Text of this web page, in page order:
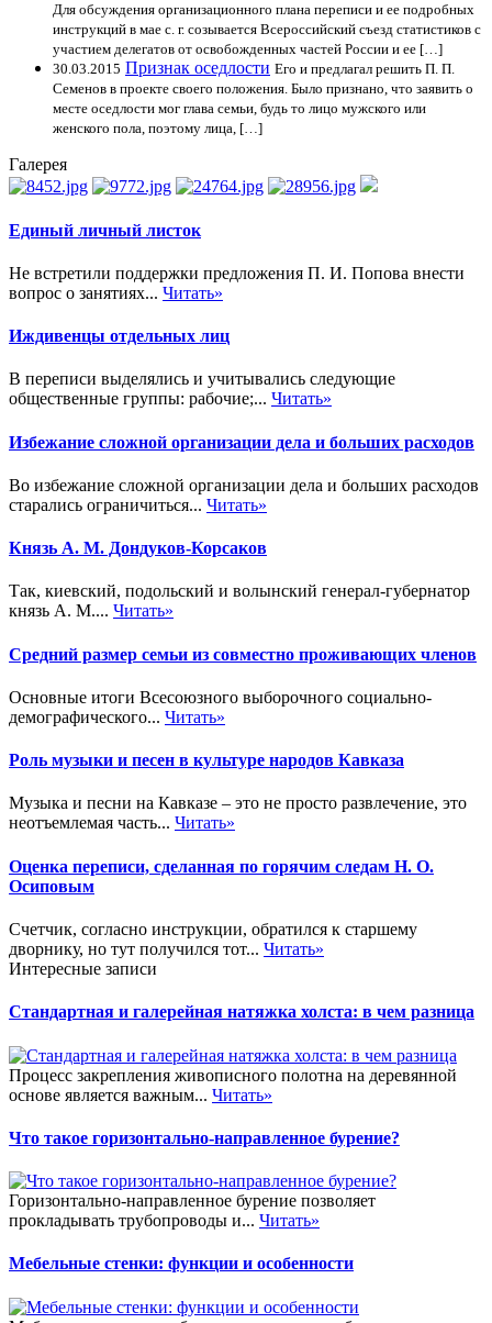
Для обсуждения организационного плана переписи и ее подробных
инструкций в мае с. г. созывается Всероссийский съезд статистиков с
участием делегатов от освобожденных частей России и ее […]
30.03.2015 Признак оседлости Его и предлагал решить П. П.
Семенов в проекте своего положения. Было признано, что заявить о
месте оседлости мог глава семьи, будь то лицо мужского или
женского пола, поэтому лица, […]
Галерея
Единый личный листок
Не встретили поддержки предложения П. И. Попова внести
вопрос о занятиях... Читать»
Иждивенцы отдельных лиц
В переписи выделялись и учитывались следующие
общественные группы: рабочие;... Читать»
Избежание сложной организации дела и больших расходов
Во избежание сложной организации дела и больших расходов
старались ограничиться... Читать»
Князь А. М. Дондуков-Корсаков
Так, киевский, подольский и волынский генерал-губернатор
князь А. М.... Читать»
Средний размер семьи из совместно проживающих членов
Основные итоги Всесоюзного выборочного социально-
демографического... Читать»
Роль музыки и песен в культуре народов Кавказа
Музыка и песни на Кавказе – это не просто развлечение, это
неотъемлемая часть... Читать»
Оценка переписи, сделанная по горячим следам Н. О.
Осиповым
Счетчик, согласно инструкции, обратился к старшему
дворнику, но тут получился тот... Читать»
Интересные записи
Стандартная и галерейная натяжка холста: в чем разница
Процесс закрепления живописного полотна на деревянной
основе является важным... Читать»
Что такое горизонтально-направленное бурение?
Горизонтально-направленное бурение позволяет
прокладывать трубопроводы и... Читать»
Мебельные стенки: функции и особенности